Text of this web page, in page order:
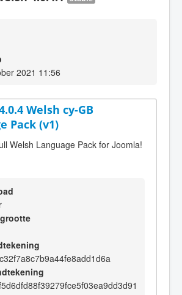
2021 11:56
Welsh cy-GB
Pack (v1)
Welsh Language Pack for Joomla!